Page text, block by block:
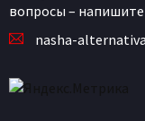
вопросы –
nasha-